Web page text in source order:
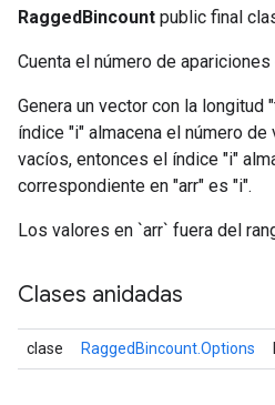
RaggedBincount public final
Cuenta el número de
Genera un vector con la
índice "i" almacena el número
vacíos, entonces el índice "i"
correspondiente en "arr" es "i".
Los valores en `arr` fuera del
Clases anidadas
clase RaggedBincount.Options